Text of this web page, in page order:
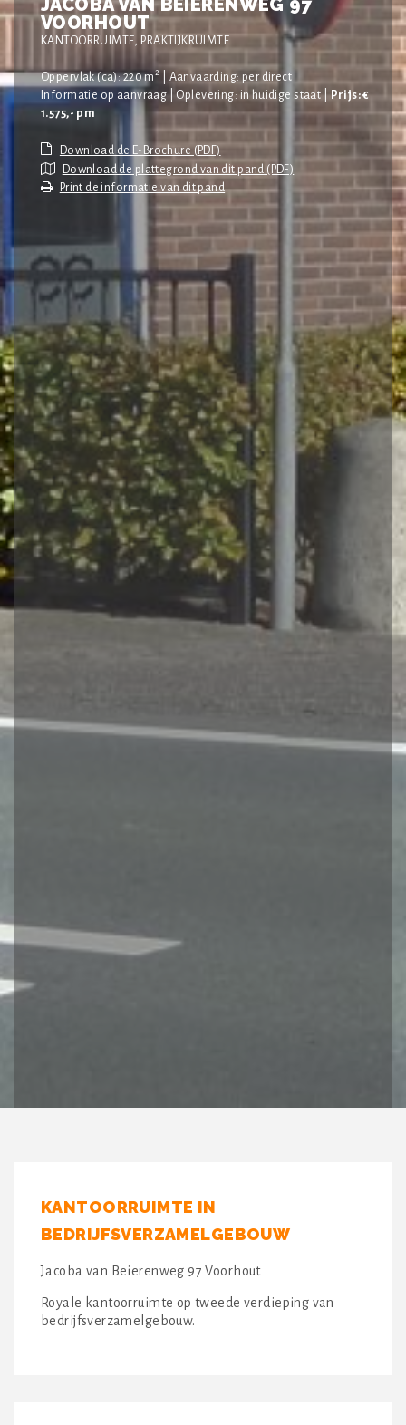
VOORHOUT
KANTOORRUIMTE, PRAKTIJKRUIMTE
Oppervlak (ca): 220 m2
| Aanvaarding: per direct
Informatie op aanvraag | Oplevering: in huidige staat |Prijs: €
1.575,- pm
Download de plattegrond van dit pand (PDF)
Print de informatie van dit pand
KANTOORRUIMTE IN
BEDRIJFSVERZAMELGEBOUW
Jacoba van Beierenweg 97 Voorhout
Royale kantoorruimte op tweede verdieping van
bedrijfsverzamelgebouw.